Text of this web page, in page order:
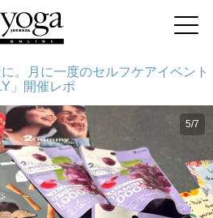
。月に一度のセルフケアイベント
」開催レポ
5/7